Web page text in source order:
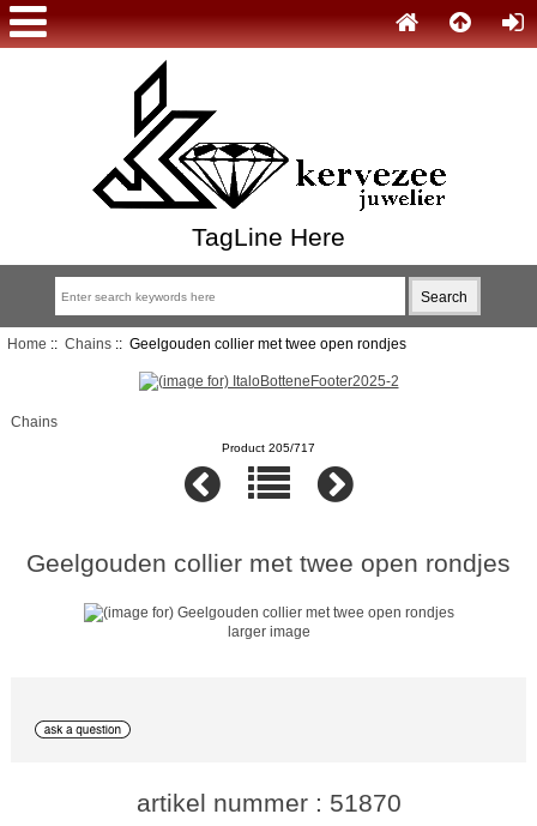
TagLine Here
Home :: Chains:: Geelgouden collier met twee open rondjes
Chains
Product 205/717
Geelgouden collier met twee open rondjes
larger image
artikel nummer : 51870